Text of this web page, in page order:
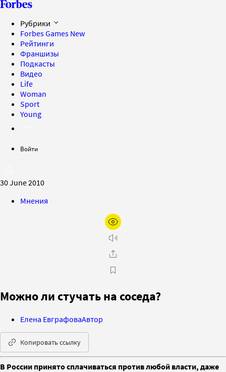
Рубрики
Forbes Games New
Рейтинги
Франшизы
Подкасты
Видео
Life
Woman
Sport
Young
Войти
30 June 2010
Мнения
Можно ли стучать на соседа?
Елена ЕвграфоваАвтор
Копировать ссылку
В России принято сплачиваться против любой власти, даже